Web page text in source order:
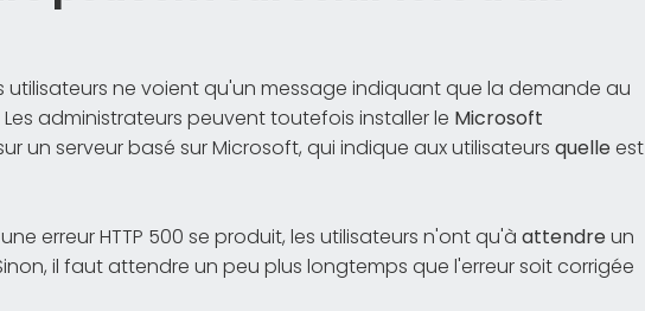
utilisateurs ne voient qu'un message indiquant que la demande au
administrateurs peuvent toutefois installer le Microsoft
un serveur basé sur Microsoft, qui indique aux utilisateurs quelleest
erreur HTTP 500 se produit, les utilisateurs n'ont qu'à attendreun
il faut attendre un peu plus longtemps que l'erreur soit corrigée